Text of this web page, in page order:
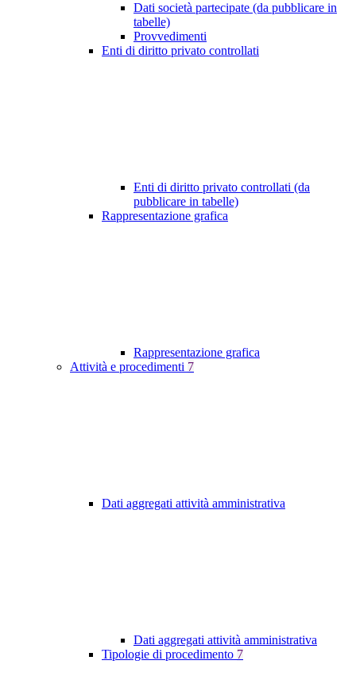
Dati società partecipate (da pubblicare in
tabelle)
Provvedimenti
Enti di diritto privato controllati
Enti di diritto privato controllati (da
pubblicare in tabelle)
Rappresentazione grafica
Rappresentazione grafica
Attività e procedimenti 7
Dati aggregati attività amministrativa
Dati aggregati attività amministrativa
Tipologie di procedimento 7